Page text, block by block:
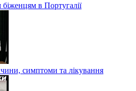
в Португалії
симптоми та лікування